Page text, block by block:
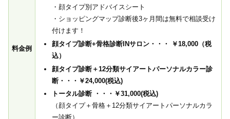
料金例
・顔タイプ別アドバイスシート
・ショッピングマップ診断後3ヶ月間は無料で相談受け
付けます！
顔タイプ診断+骨格診断INサロン・・・ ￥18,000（税
込）
顔タイプ診断＋12分類サイアートパーソナルカラー診
断・・・￥24,000(税込)
トータル診断 ・・・￥31,000(税込)
（顔タイプ＋骨格＋12分類サイアートパーソナルカラ
ー診断）